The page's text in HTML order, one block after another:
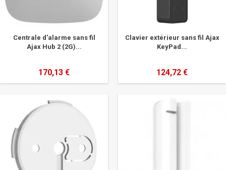
Centrale d'alarme sans fil
Ajax Hub 2 (2G)...
170,13 €
Clavier extérieur sans fil Ajax
KeyPad...
124,72 €